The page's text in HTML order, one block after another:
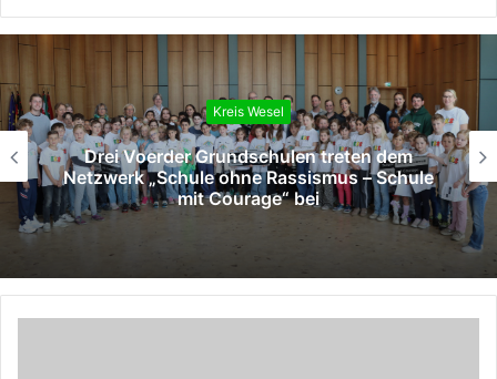
Kreis Wesel
Drei Voerder Grundschulen treten dem
Netzwerk „Schule ohne Rassismus – Schule
mit Courage“ bei